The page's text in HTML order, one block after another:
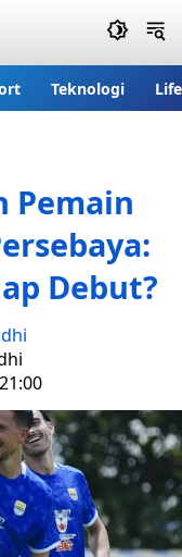
Teknologi
Pemain
Debut?